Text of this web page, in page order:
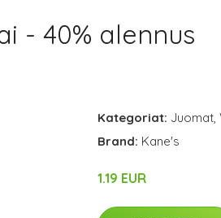
- 40% alennus
Kategoriat: Juomat,
Brand: Kane's
1.19 EUR